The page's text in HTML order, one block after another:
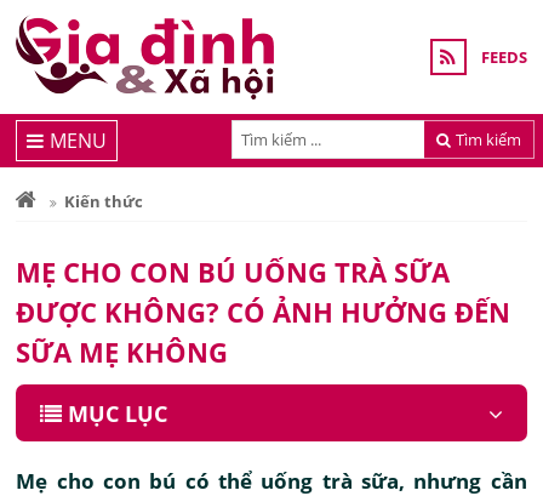
FEEDS
Tìm kiếm
MENU
Kiến thức
MẸ CHO CON BÚ UỐNG TRÀ SỮA
ĐƯỢC KHÔNG? CÓ ẢNH HƯỞNG ĐẾN
SỮA MẸ KHÔNG
MỤC LỤC
Mẹ cho con bú có thể uống trà sữa, nhưng cần